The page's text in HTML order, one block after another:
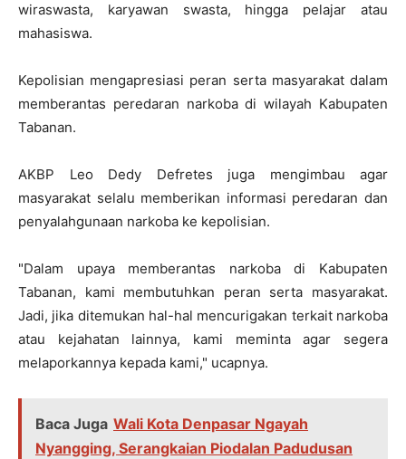
wiraswasta, karyawan swasta, hingga pelajar atau
mahasiswa.
Kepolisian mengapresiasi peran serta masyarakat dalam
memberantas peredaran narkoba di wilayah Kabupaten
Tabanan.
AKBP Leo Dedy Defretes juga mengimbau agar
masyarakat selalu memberikan informasi peredaran dan
penyalahgunaan narkoba ke kepolisian.
"Dalam upaya memberantas narkoba di Kabupaten
Tabanan, kami membutuhkan peran serta masyarakat.
Jadi, jika ditemukan hal-hal mencurigakan terkait narkoba
atau kejahatan lainnya, kami meminta agar segera
melaporkannya kepada kami," ucapnya.
Baca Juga Wali Kota Denpasar Ngayah
Nyangging, Serangkaian Piodalan Padudusan